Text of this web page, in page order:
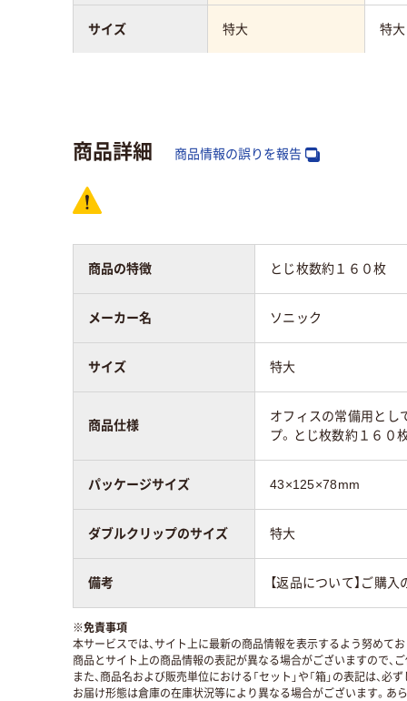
特大 特大
サイズ
商品詳細 商品情報の誤りを報告
商品の特徴 とじ枚数約１６０枚
メーカー名 ソニック
サイズ 特大
商品仕様
オフィスの常備用とし
プ。とじ枚数約１６０枚
パッケージサイズ 43×125×78mm
ダブルクリップのサイズ 特大
備考 【返品について】ご購
※免責事項
本サービスでは、サイト上に最新の商品情報を表示するよう努めてお
商品とサイト上の商品情報の表記が異なる場合がございますので、
また、商品名および販売単位における「セット」や「箱」の表記は、
お届け形態は倉庫の在庫状況等により異なる場合がございます。あ